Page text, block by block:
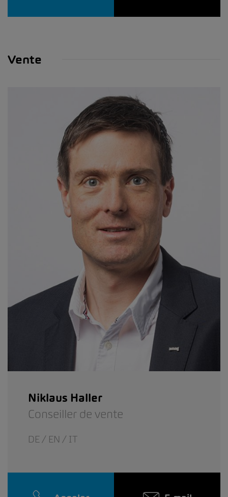
Vente
Niklaus Haller
Conseiller de vente
DE / EN / IT